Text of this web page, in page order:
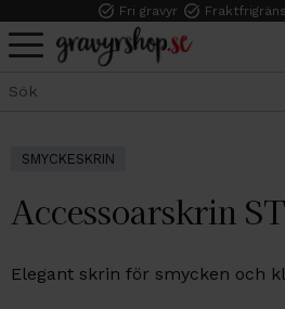
Meny
Fri gravyr
SMYCKESKRIN
Accessoarskrin
Elegant skrin för smycken och